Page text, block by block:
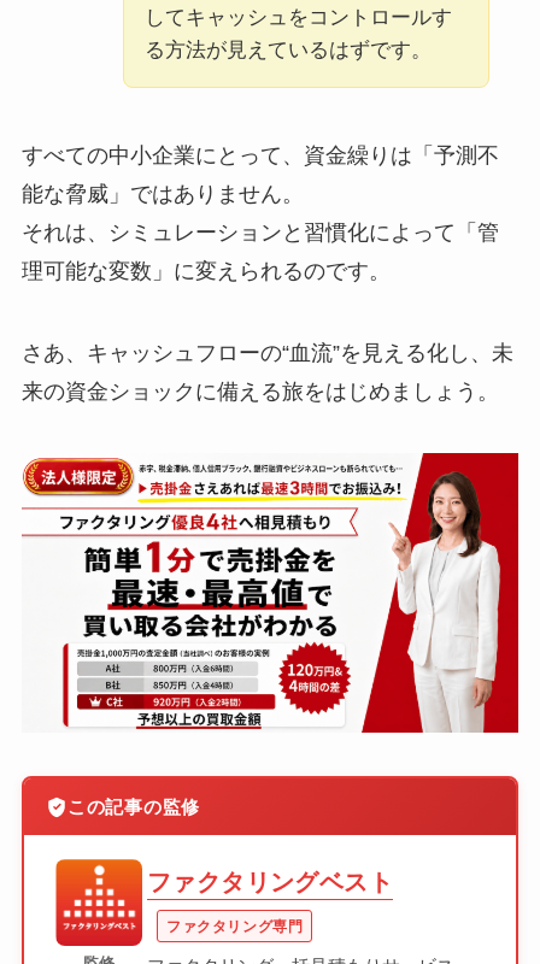
してキャッシュをコントロールす
る方法が見えているはずです。
すべての中小企業にとって、資金繰りは「予測不
能な脅威」ではありません。
それは、シミュレーションと習慣化によって「管
理可能な変数」に変えられるのです。
さあ、キャッシュフローの“血流”を見える化し、未
来の資金ショックに備える旅をはじめましょう。
この記事の監修
ファクタリングベスト
ファクタリング専門